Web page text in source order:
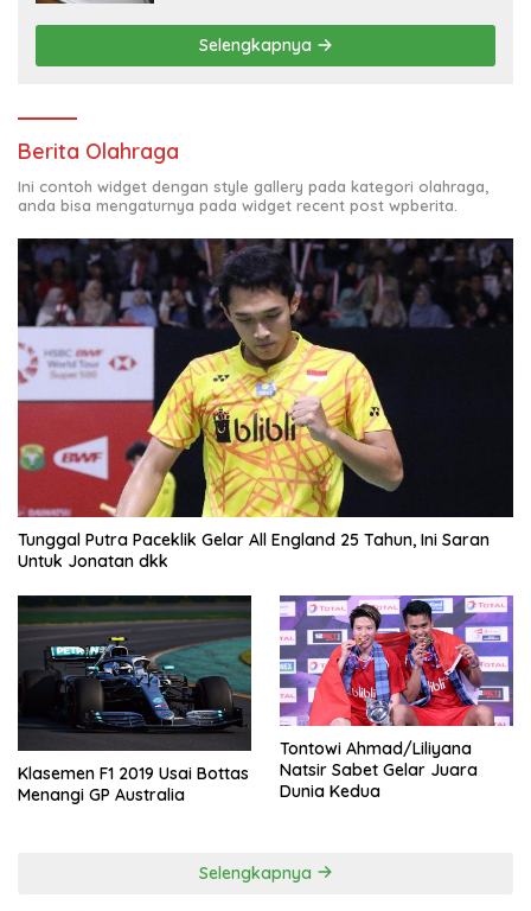
Selengkapnya
Berita Olahraga
Ini contoh widget dengan style gallery pada kategori olahraga,
anda bisa mengaturnya pada widget recent post wpberita.
Tunggal Putra Paceklik Gelar All England 25 Tahun, Ini Saran
Untuk Jonatan dkk
Klasemen F1 2019 Usai Bottas
Menangi GP Australia
Tontowi Ahmad/Liliyana
Natsir Sabet Gelar Juara
Dunia Kedua
Selengkapnya